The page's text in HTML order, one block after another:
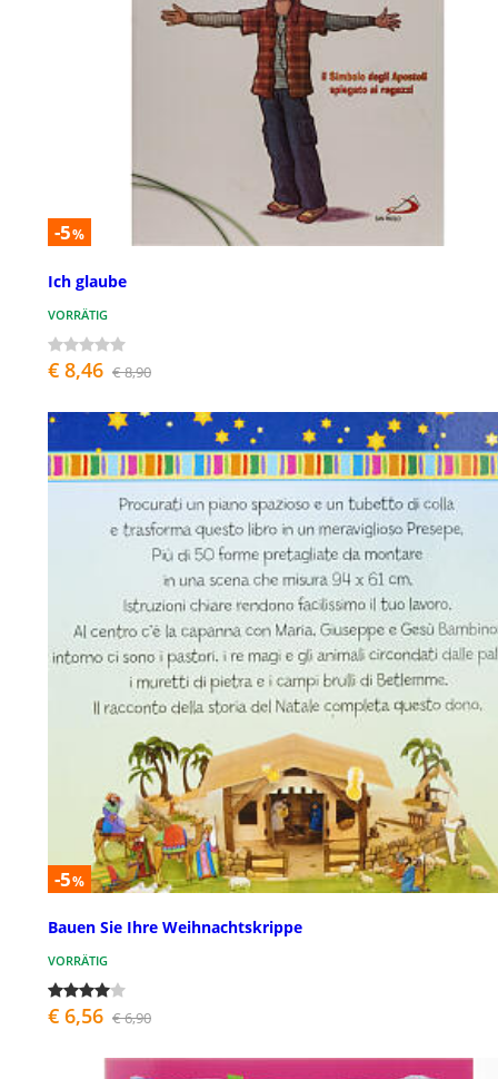
-5%
Ich glaube
VORRÄTIG
€ 8,46 € 8,90
-5%
Bauen Sie Ihre Weihnachtskrippe
VORRÄTIG
€ 6,56 € 6,90